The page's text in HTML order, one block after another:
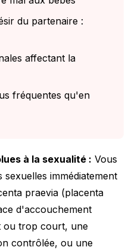
du partenaire :
affectant la
fréquentes qu'en
à la sexualité : Vous
immédiatement
praevia (placenta
d'accouchement
ou trop court, une
contrôlée, ou une